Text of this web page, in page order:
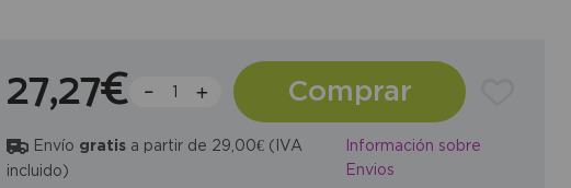
27,27€ Comprar
Envío gratisa partir de 29,00€ (IVA
incluido)
Información sobre
Envios